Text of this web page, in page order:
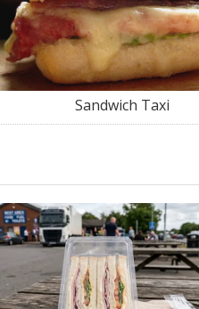
Sandwich Taxi